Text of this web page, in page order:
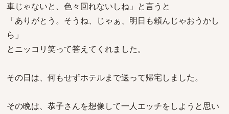
車じゃないと、色々回れないしね」と言うと
「ありがとう。そうね、じゃぁ、明日も頼んじゃおうかし
ら」
とニッコリ笑って答えてくれました。
その日は、何もせずホテルまで送って帰宅しました。
その晩は、恭子さんを想像して一人エッチをしようと思い